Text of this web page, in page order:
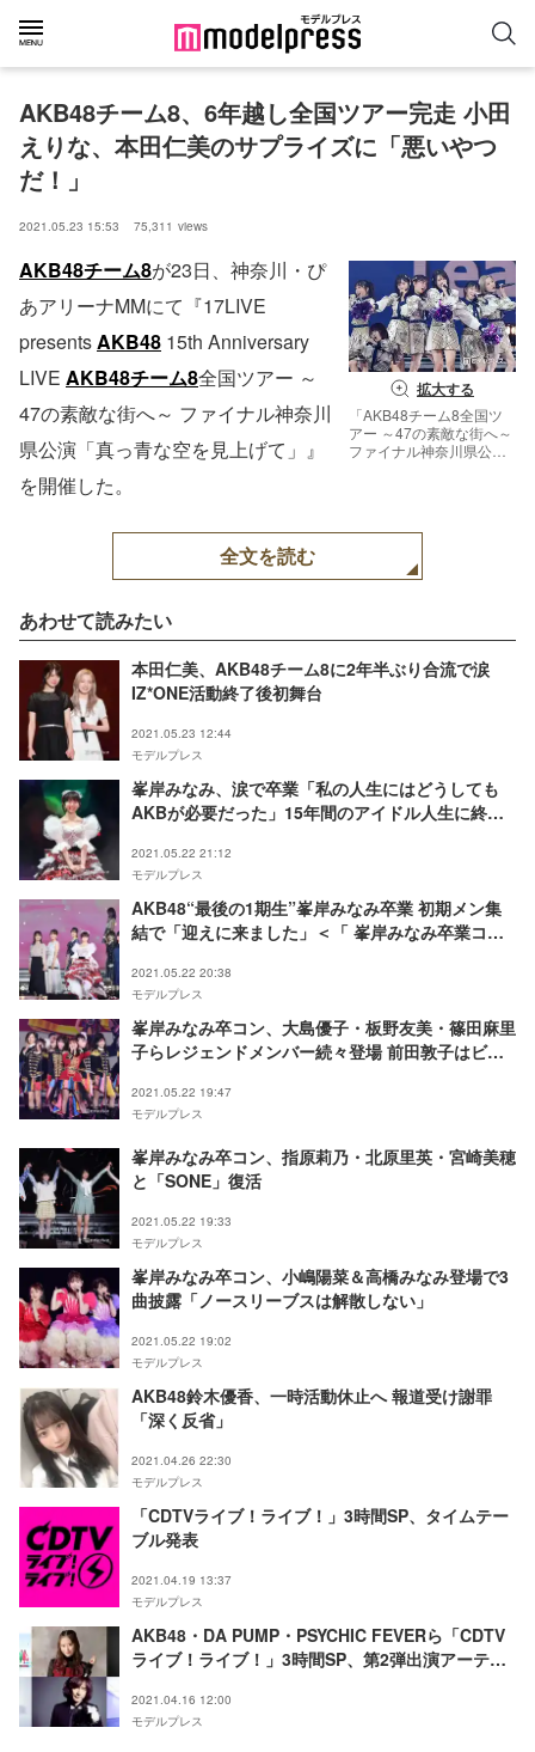
AKB48チーム8、6年越し全国ツアー完走 小田
えりな、本田仁美のサプライズに「悪いやつ
だ！」
2021.05.23 15:53 75,311 views
拡大する
「AKB48チーム8全国ツ
アー ～47の素敵な街へ～
ファイナル神奈川県公
AKB48チーム8が23日、神奈川・ぴ
あアリーナMMにて『17LIVE
presentsAKB48 15th Anniversary
LIVE AKB48チーム8全国ツアー ～
47の素敵な街へ～ ファイナル神奈川
県公演「真っ青な空を見上げて」』
を開催した。
全文を読む
あわせて読みたい
本田仁美、AKB48チーム8に2年半ぶり合流で涙
IZ*ONE活動終了後初舞台
2021.05.23 12:44
モデルプレス
峯岸みなみ、涙で卒業「私の人生にはどうしても
AKBが必要だった」15年間のアイドル人生に終止
2021.05.22 21:12
モデルプレス
AKB48“最後の1期生”峯岸みなみ卒業 初期メン集
結で「迎えに来ました」＜「 峯岸みなみ卒業コン
2021.05.22 20:38
モデルプレス
峯岸みなみ卒コン、大島優子・板野友美・篠田麻里
子らレジェンドメンバー続々登場 前田敦子はビデ
2021.05.22 19:47
モデルプレス
峯岸みなみ卒コン、指原莉乃・北原里英・宮崎美穂
と「SONE」復活
2021.05.22 19:33
モデルプレス
峯岸みなみ卒コン、小嶋陽菜＆高橋みなみ登場で3
曲披露「ノースリーブスは解散しない」
2021.05.22 19:02
モデルプレス
AKB48鈴木優香、一時活動休止へ 報道受け謝罪
「深く反省」
2021.04.26 22:30
モデルプレス
「CDTVライブ！ライブ！」3時間SP、タイムテー
ブル発表
2021.04.19 13:37
モデルプレス
AKB48・DA PUMP・PSYCHIC FEVERら「CDTV
ライブ！ライブ！」3時間SP、第2弾出演アーティ
2021.04.16 12:00
モデルプレス